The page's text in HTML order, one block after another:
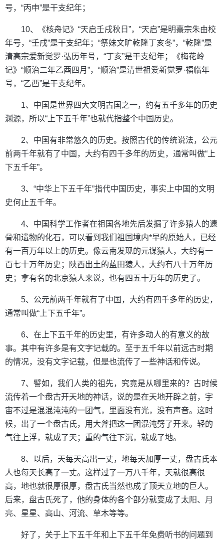
号，“丙申”是干支纪年；
10、《核舟记》“天启壬戌秋日”，“天启”是明熹宗朱由校
年号，“壬戌”是干支纪年；“祭妹文旷乾隆丁亥冬”，“乾隆”是
清高宗爱新觉罗·弘历年号，“丁亥”是干支纪年；《梅花岭
记》“顺治二年乙酉四月”，“顺治”是清世祖爱新觉罗·福临年
号，“乙酉”是干支纪年。
1、中国是世界四大文明古国之一，约有五千多年的历史
渊源，所以“上下五千年”也就代指整个中国历史。
2、中国有非常悠久的历史。按照古代的传统说法，公元
前两千年就有了中国，大约有四千多年的历史，通常叫做“上
下五千年”。
3、“中华上下五千年”指代中国历史，事实上中国的文明
史何止五千年。
4、中国科学工作者在祖国各地先后发掘了许多猿人的遗
骨和遗物的化石，可以看到我们祖国境内*早的原始人，已经
有一百万年以上的历史。像云南发现的元谋猿人，大约有一
百七十万年历史；陕西出土的蓝田猿人，大约有八十万年历
史；拿有名的北京猿人来说，也有四五十万年的历史了。
5、公元前两千年就有了中国，大约有四千多年的历史，
通常叫做“上下五千年”。
6、在上下五千年的历史里，有许多动人的有意义的故
事。其中有许多是有文字记载的。至于五千年以前远古时期
的情况，没有文字记载，但是也流传了一些神话和传说。
7、譬如，我们人类的祖先，究竟是从哪里来的？古时候
流传着一个盘古开天地的神话，说的是在天地开辟之前，宇
宙不过是混混沌沌的一团气，里面没有光，没有声音。这时
候，出了一个盘古氏，用大斧把这一团混沌劈了开来。轻的
气往上浮，就成了天；重的气往下沉，就成了地。
8、以后，天每天高出一丈，地每天加厚一丈，盘古氏本
人也每天长高了一丈。这样过了一万八千年，天就很高很
高，地也就很厚很厚，盘古氏当然也成了顶天立地的巨人。
后来，盘古氏死了，他的身体的各个部分就变成了太阳、月
亮、星星、高山、河流、草木等等。
好了，关于上下五千年和上下五千年免费听书的问题到